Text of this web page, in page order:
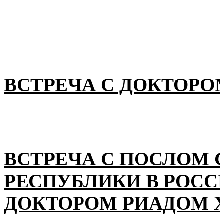
ВСТРЕЧА С
ВСТРЕЧА С ПОСЛОМ
РЕСПУБЛИКИ В
ДОКТОРОМ РИАДОМ